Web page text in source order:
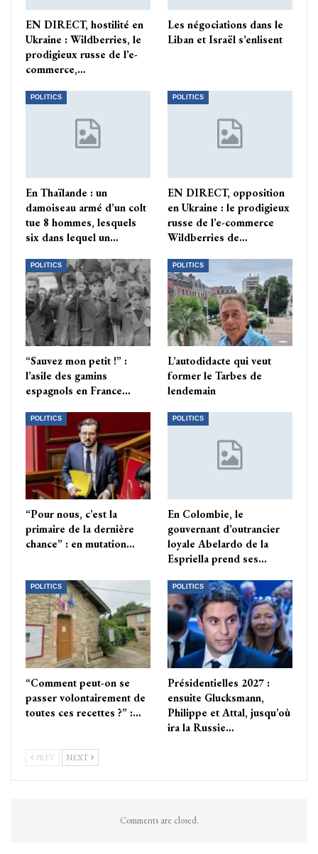
EN DIRECT, hostilité en
Ukraine : Wildberries, le
prodigieux russe de l’e-
commerce,…
Les négociations dans le
Liban et Israël s’enlisent
POLITICS
En Thaïlande : un
damoiseau armé d’un colt
tue 8 hommes, lesquels
six dans lequel un…
POLITICS
EN DIRECT, opposition
en Ukraine : le prodigieux
russe de l’e-commerce
Wildberries de…
POLITICS
“Sauvez mon petit !” :
l’asile des gamins
espagnols en France…
POLITICS
L’autodidacte qui veut
former le Tarbes de
lendemain
POLITICS
“Pour nous, c’est la
primaire de la dernière
chance” : en mutation…
POLITICS
En Colombie, le
gouvernant d’outrancier
loyale Abelardo de la
Espriella prend ses…
POLITICS
“Comment peut-on se
passer volontairement de
toutes ces recettes ?” :…
POLITICS
Présidentielles 2027 :
ensuite Glucksmann,
Philippe et Attal, jusqu’où
ira la Russie…
PREV NEXT
Comments are closed.